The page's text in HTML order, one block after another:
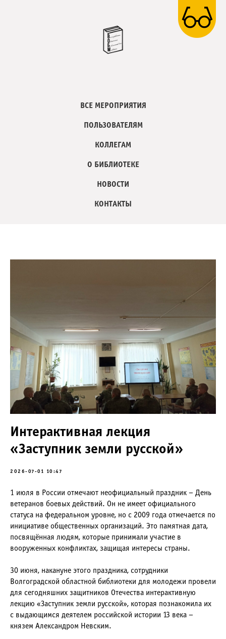
ВСЕ МЕРОПРИЯТИЯ
ПОЛЬЗОВАТЕЛЯМ
КОЛЛЕГАМ
О БИБЛИОТЕКЕ
НОВОСТИ
КОНТАКТЫ
Интерактивная лекция
«Заступник земли русской»
2026-07-01 10:47
1 июля в России отмечают неофициальный праздник – День
ветеранов боевых действий. Он не имеет официального
статуса на федеральном уровне, но с 2009 года отмечается по
инициативе общественных организаций. Это памятная дата,
посвящённая людям, которые принимали участие в
вооруженных конфликтах, защищая интересы страны.
30 июня, накануне этого праздника, сотрудники
Волгоградской областной библиотеки для молодежи провели
для сегодняшних защитников Отечества интерактивную
лекцию «Заступник земли русской», которая познакомила их
с выдающимся деятелем российской истории 13 века –
князем Александром Невским.